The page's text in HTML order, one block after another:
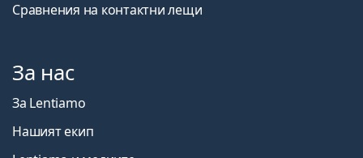
Сравнения на контактни лещи
За нас
За Lentiamo
Нашият екип